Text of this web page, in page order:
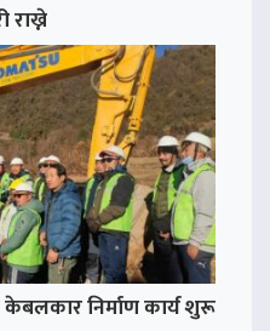
राख्ने
निर्माण कार्य शुरू